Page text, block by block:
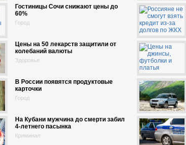
Гостиницы Сочи снижают цены до
60%
Город
Цены на 50 лекарств защитили от
колебаний валюты
Здоровье
В России появятся продуктовые
карточки
Город
На Кубани мужчина до смерти забил
4-летнего пасынка
Криминал